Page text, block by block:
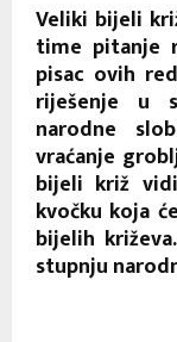
Veliki bijeli
time pitanje
pisac ovih
riješenje u
narodne
vraćanje
bijeli križ
kvočku koja
bijelih
stupnju